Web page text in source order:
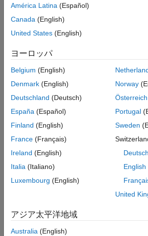
説明
例
チェック情報
参考
switch 句の終わりで throw または break
れていない場合、制御フローは次の
します。この動作が意図されていない場
る可能性があります。意図されていない
す。case 句と default 句のそれぞれで、
して throw または break ステートメント
まったく同じステートメントが不要にな
を使用して複数の句をグループ化する場
の使用が許容されます。
Polyspace実装
Polyspace ®は、case ラベルにステートメ
throw または break ステートメントが
ートメントになっていない場合は常に、
トラブルシューティング
ルール違反が想定されるものの、
合は、コーディング規約違反が想定どお
診断を参照してください。
América Latina (Español)
Canada (English)
United States (English)
ヨーロッパ
Belgium (English)
Denmark (English)
Deutschland (Deutsch)
España (Español)
Finland (English)
France (Français)
Ireland (English)
Italia (Italiano)
Luxembourg (English)
Norway
Österreich
Portugal
Sweden
Deutsch
English
United
アジア太平洋地域
Australia (English)